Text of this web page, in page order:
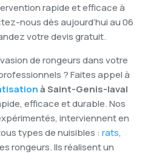
rapide et efficace à
nous dès aujourd’hui au 06
votre devis gratuit.
de rongeurs dans votre
? Faites appel à
à Saint-Genis-laval
efficace et durable. Nos
interviennent en
types de nuisibles : rats,
rongeurs. Ils réalisent un